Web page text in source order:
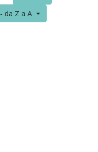
da Z a A